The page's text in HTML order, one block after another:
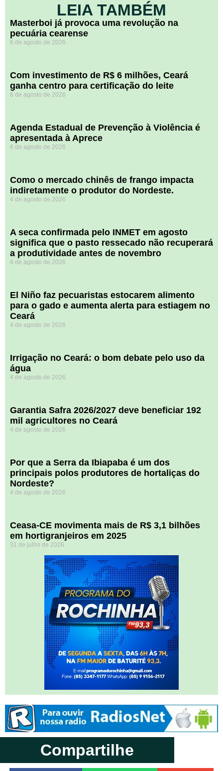
LEIA TAMBÉM
Masterboi já provoca uma revolução na
pecuária cearense
6 de agosto de 2026
Com investimento de R$ 6 milhões, Ceará
ganha centro para certificação do leite
6 de agosto de 2026
Agenda Estadual de Prevenção à Violência é
apresentada à Aprece
6 de agosto de 2026
​Como o mercado chinês de frango impacta
indiretamente o produtor do Nordeste.
4 de agosto de 2026
A seca confirmada pelo INMET em agosto
significa que o pasto ressecado não recuperará
a produtividade antes de novembro
4 de agosto de 2026
El Niño faz pecuaristas estocarem alimento
para o gado e aumenta alerta para estiagem no
Ceará
4 de agosto de 2026
Irrigação no Ceará: o bom debate pelo uso da
água
4 de agosto de 2026
Garantia Safra 2026/2027 deve beneficiar 192
mil agricultores no Ceará
4 de agosto de 2026
Por que a Serra da Ibiapaba é um dos
principais polos produtores de hortaliças do
Nordeste?
4 de agosto de 2026
Ceasa-CE movimenta mais de R$ 3,1 bilhões
em hortigranjeiros em 2025
31 de julho de 2026
Compartilhe